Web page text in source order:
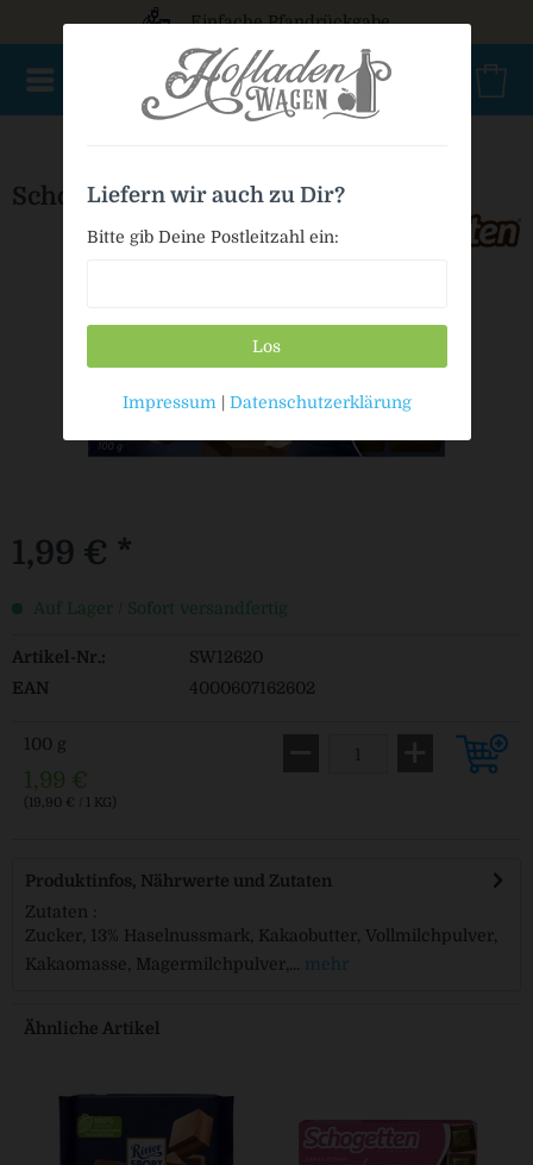
Einfache Pfandrückgabe
Schogetten Nugat
1,99 € *
Auf Lager / Sofort versandfertig
Artikel-Nr.:
SW12620
EAN
4000607162602
100 g
1,99 €
(19,90 € / 1 KG)
Produktinfos, Nährwerte und Zutaten
Zutaten :
Zucker, 13% Haselnussmark, Kakaobutter, Vollmilchpulver,
Kakaomasse, Magermilchpulver,...
mehr
Ähnliche Artikel
Liefern wir auch zu Dir?
Bitte gib Deine Postleitzahl ein:
Los
Impressum | Datenschutzerklärung